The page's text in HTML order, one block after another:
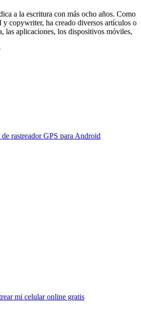
a la escritura con más ocho años. Como
y copywriter, ha creado diversos artículos o
las aplicaciones, los dispositivos móviles,
rastreador GPS para Android
mi celular online gratis